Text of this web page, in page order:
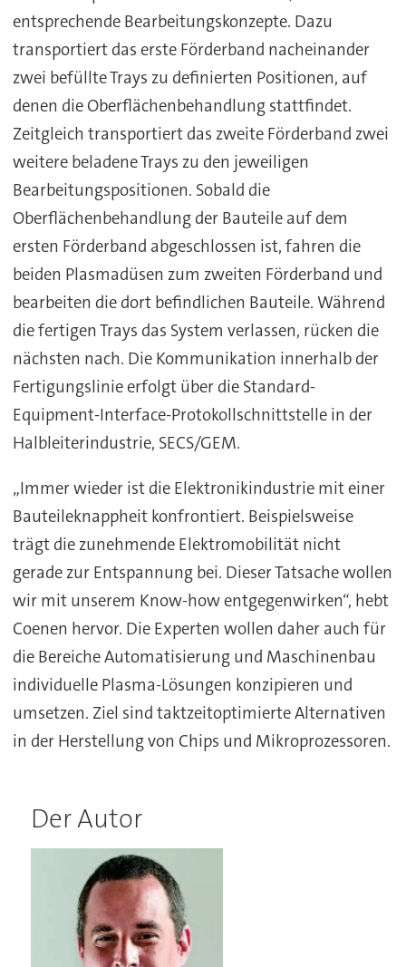
entsprechende Bearbeitungskonzepte. Dazu
transportiert das erste Förderband nacheinander
zwei befüllte Trays zu definierten Positionen, auf
denen die Oberflächenbehandlung stattfindet.
Zeitgleich transportiert das zweite Förderband zwei
weitere beladene Trays zu den jeweiligen
Bearbeitungspositionen. Sobald die
Oberflächenbehandlung der Bauteile auf dem
ersten Förderband abgeschlossen ist, fahren die
beiden Plasmadüsen zum zweiten Förderband und
bearbeiten die dort befindlichen Bauteile. Während
die fertigen Trays das System verlassen, rücken die
nächsten nach. Die Kommunikation innerhalb der
Fertigungslinie erfolgt über die Standard-
Equipment-Interface-Protokollschnittstelle in der
Halbleiterindustrie, SECS/GEM.
„Immer wieder ist die Elektronikindustrie mit einer
Bauteileknappheit konfrontiert. Beispielsweise
trägt die zunehmende Elektromobilität nicht
gerade zur Entspannung bei. Dieser Tatsache wollen
wir mit unserem Know-how entgegenwirken“, hebt
Coenen hervor. Die Experten wollen daher auch für
die Bereiche Automatisierung und Maschinenbau
individuelle Plasma-Lösungen konzipieren und
umsetzen. Ziel sind taktzeitoptimierte Alternativen
in der Herstellung von Chips und Mikroprozessoren.
Der Autor